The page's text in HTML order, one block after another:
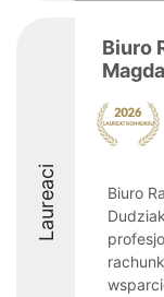
Laureaci
Biuro
Biuro